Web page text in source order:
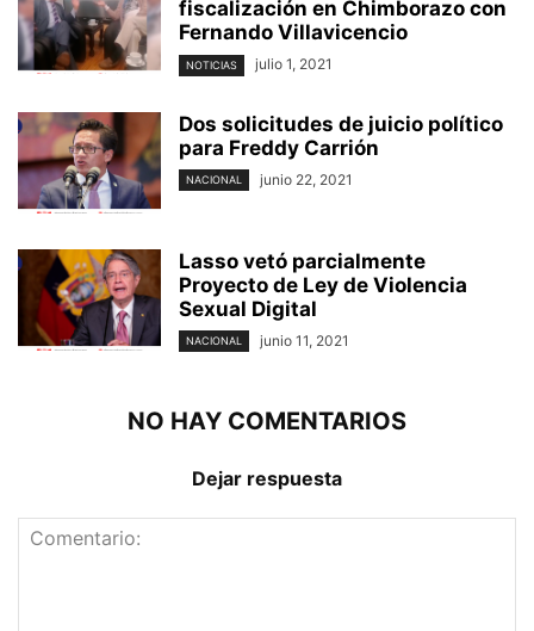
fiscalización en Chimborazo con
Fernando Villavicencio
NOTICIAS julio 1, 2021
Dos solicitudes de juicio político
para Freddy Carrión
NACIONAL junio 22, 2021
Lasso vetó parcialmente
Proyecto de Ley de Violencia
Sexual Digital
NACIONAL junio 11, 2021
NO HAY COMENTARIOS
Dejar respuesta